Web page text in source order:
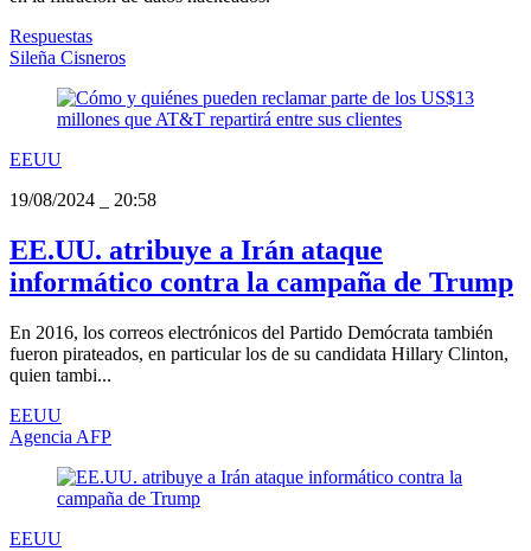
Respuestas
Sileña Cisneros
EEUU
19/08/2024
20:58
EE.UU. atribuye a Irán ataque
informático contra la campaña de Trump
En 2016, los correos electrónicos del Partido Demócrata también
fueron pirateados, en particular los de su candidata Hillary Clinton,
quien tambi...
EEUU
Agencia AFP
EEUU